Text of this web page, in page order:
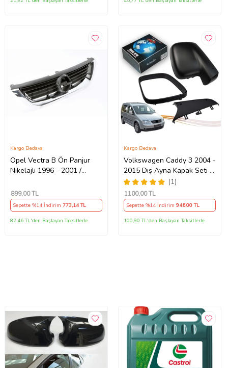
Opel Vectra B Ön Panjur
Nikelajlı 1996 - 2001 /
Kargo Bedava
899,00 TL
Sepette %14 İndirim773,14 TL
82,46 TL'den Başlayan Taksitlerle
Volkswagen Caddy 3 2004 -
2015 Dış Ayna Kapak Seti -
Sol 7E18575289 B9
(1)
Kargo Bedava
1100,00 TL
Sepette %14 İndirim946,00 TL
100,90 TL'den Başlayan Taksitlerle